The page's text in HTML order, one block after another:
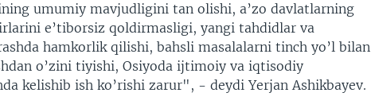
umumiy mavjudligini tan olishi, a’zo davlatlarning
e’tiborsiz qoldirmasligi, yangi tahdidlar va
hamkorlik qilishi, bahsli masalalarni tinch yo’l bilan
o’zini tiyishi, Osiyoda ijtimoiy va iqtisodiy
kelishib ish ko’rishi zarur", - deydi Yerjan Ashikbayev.